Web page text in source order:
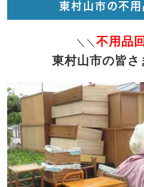
東村山市の不用
＼＼ 不用品
東村山市の皆さ